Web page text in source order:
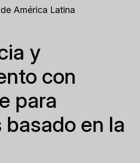
América Latina
y
con
para
basado en la